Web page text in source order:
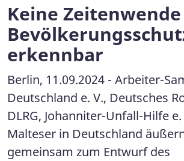
Keine
erkennbar
Berlin, 11.09.2024 - Arbeiter-
Deutschland e. V., Deutsches
DLRG, Johanniter-Unfall-Hilfe
Malteser in Deutschland
gemeinsam zum Entwurf des